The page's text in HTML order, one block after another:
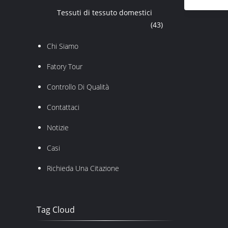
Tessuti di tessuto domestici
(43)
Chi Siamo
Fatory Tour
Controllo Di Qualità
Contattaci
Notizie
Casi
Richieda Una Citazione
Tag Cloud